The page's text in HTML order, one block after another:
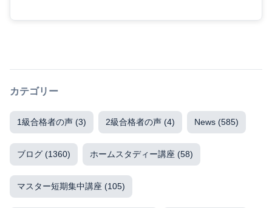
カテゴリー
1級合格者の声 (3) 2級合格者の声 (4) News (585)
ブログ (1360) ホームスタディー講座 (58)
マスター短期集中講座 (105)